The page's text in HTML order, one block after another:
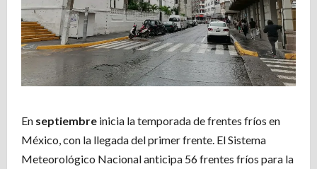
En septiembre inicia la temporada de frentes fríos en
México, con la llegada del primer frente. El Sistema
Meteorológico Nacional anticipa 56 frentes fríos para la